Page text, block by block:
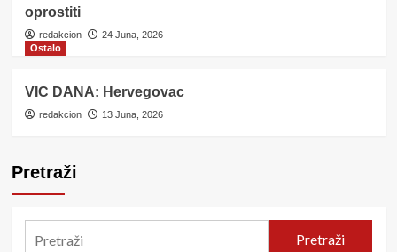
oprostiti
redakcion
24 Juna, 2026
Ostalo
VIC DANA: Hervegovac
redakcion 13 Juna, 2026
Pretraži
Pretraži